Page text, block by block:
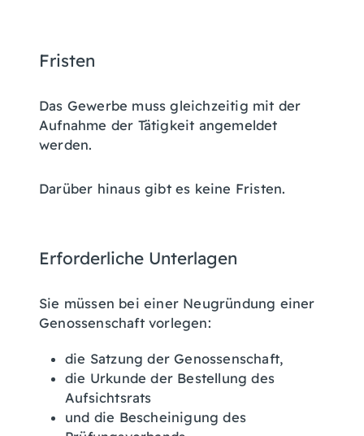
Fristen
Das Gewerbe muss gleichzeitig mit der
Aufnahme der Tätigkeit angemeldet
werden.
Darüber hinaus gibt es keine Fristen.
Erforderliche Unterlagen
Sie müssen bei einer Neugründung einer
Genossenschaft vorlegen:
die Satzung der Genossenschaft,
die Urkunde der Bestellung des
Aufsichtsrats
und die Bescheinigung des